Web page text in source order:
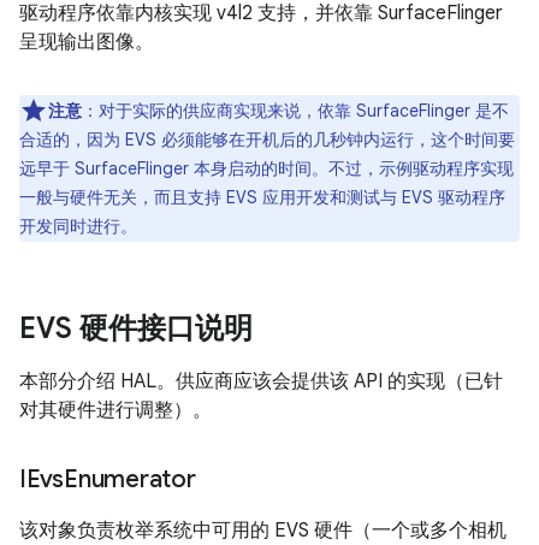
驱动程序依靠内核实现 v4l2 支持，并依靠 SurfaceFlinger
呈现输出图像。
注意 ：对于实际的供应商实现来说，依靠 SurfaceFlinger 是不
合适的，因为 EVS 必须能够在开机后的几秒钟内运行，这个时间要
远早于 SurfaceFlinger 本身启动的时间。不过，示例驱动程序实现
一般与硬件无关，而且支持 EVS 应用开发和测试与 EVS 驱动程序
开发同时进行。
EVS 硬件接口说明
本部分介绍 HAL。供应商应该会提供该 API 的实现（已针
对其硬件进行调整）。
IEvsEnumerator
该对象负责枚举系统中可用的 EVS 硬件（一个或多个相机